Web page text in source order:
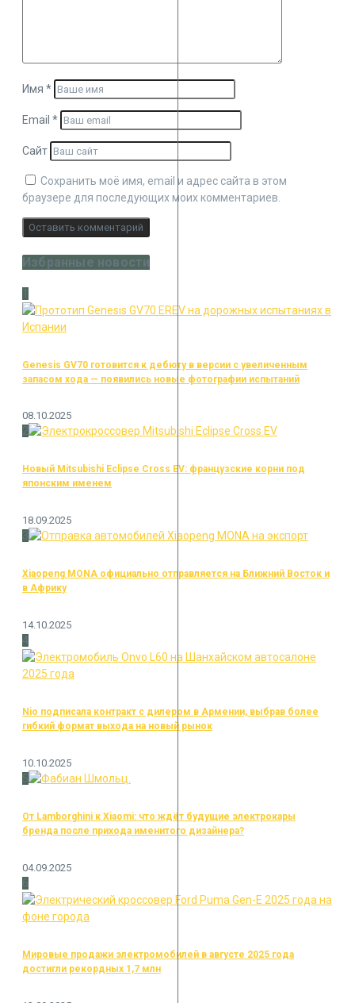
Имя *
Email *
Сайт
Сохранить моё имя, email и адрес сайта в этом
браузере для последующих моих комментариев.
Избранные новости
1
Genesis GV70 готовится к дебюту в версии с увеличенным
запасом хода — появились новые фотографии испытаний
08.10.2025
2
Новый Mitsubishi Eclipse Cross EV: французские корни под
японским именем
18.09.2025
3
Xiaopeng MONA официально отправляется на Ближний Восток и
в Африку
14.10.2025
4
Nio подписала контракт с дилером в Армении, выбрав более
гибкий формат выхода на новый рынок
10.10.2025
5
От Lamborghini к Xiaomi: что ждёт будущие электрокары
бренда после прихода именитого дизайнера?
04.09.2025
6
Мировые продажи электромобилей в августе 2025 года
достигли рекордных 1,7 млн